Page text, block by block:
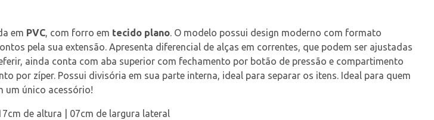
em PVC, com forro em tecido plano. O modelo possui design moderno com formato
pela sua extensão. Apresenta diferencial de alças em correntes, que podem ser ajustadas
ainda conta com aba superior com fechamento por botão de pressão e compartimento
por zíper. Possui divisória em sua parte interna, ideal para separar os itens. Ideal para quem
um único acessório!
de altura | 07cm de largura lateral